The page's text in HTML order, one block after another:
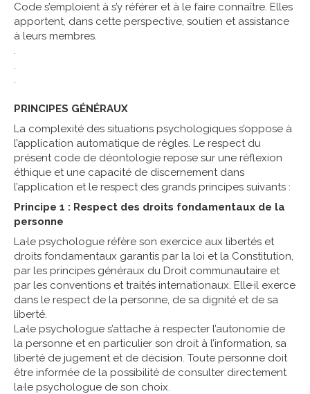
Code s’emploient à s’y référer et à le faire connaître. Elles
apportent, dans cette perspective, soutien et assistance
à leurs membres.
.
.
.
PRINCIPES GÉNÉRAUX
La complexité des situations psychologiques s’oppose à
l’application automatique de règles. Le respect du
présent code de déontologie repose sur une réflexion
éthique et une capacité de discernement dans
l’application et le respect des grands principes suivants :
Principe 1 : Respect des droits fondamentaux de la
personne
La·le psychologue réfère son exercice aux libertés et
droits fondamentaux garantis par la loi et la Constitution,
par les principes généraux du Droit communautaire et
par les conventions et traités internationaux. Elle·il exerce
dans le respect de la personne, de sa dignité et de sa
liberté.
La·le psychologue s’attache à respecter l’autonomie de
la personne et en particulier son droit à l’information, sa
liberté de jugement et de décision. Toute personne doit
être informée de la possibilité de consulter directement
la·le psychologue de son choix.